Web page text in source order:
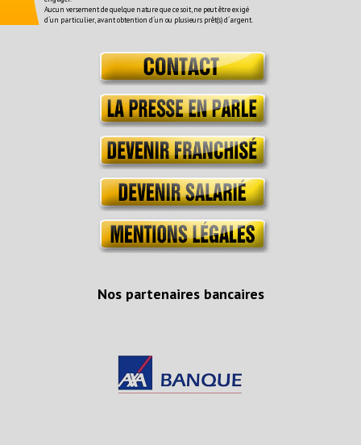
Aucun versement de quelque nature que ce soit, ne peut être exigé
d´un particulier, avant obtention d´un ou plusieurs prêt(s) d´argent.
Nos partenaires bancaires